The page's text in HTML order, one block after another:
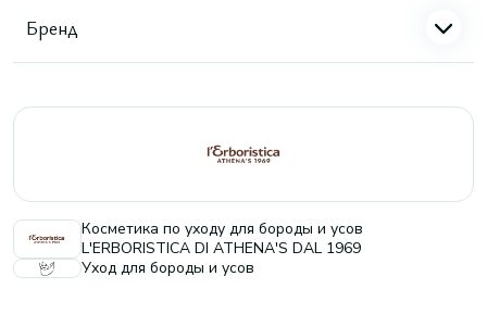
Бренд
Косметика по уходу для бороды и усов
L'ERBORISTICA DI ATHENA'S DAL 1969
Уход для бороды и усов